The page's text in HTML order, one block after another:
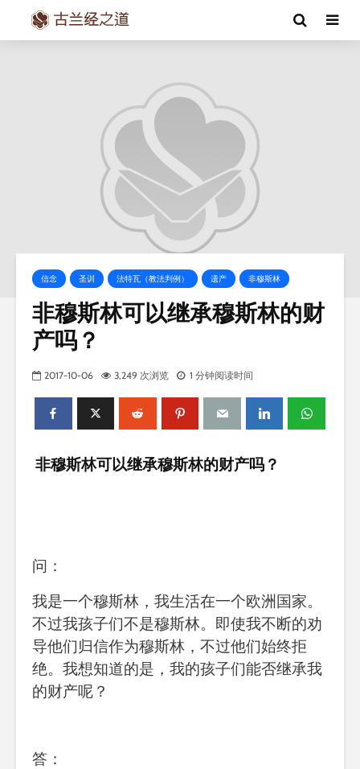
信念 圣训 法特瓦（教法判例） 遗产 非穆斯林
非穆斯林可以继承穆斯林的财
产吗？
2017-10-06 3,249 次浏览 1 分钟阅读时间
非穆斯林可以继承穆斯林的财产吗？
问：
我是一个穆斯林，我生活在一个欧洲国家。
不过我孩子们不是穆斯林。即使我不断的劝
导他们归信作为穆斯林，不过他们始终拒
绝。我想知道的是，我的孩子们能否继承我
的财产呢？
答：